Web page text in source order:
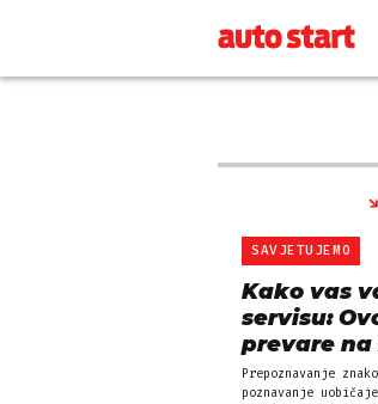
SAVJETUJEMO
Kako vas
servisu:
prevare
Prepoznavanje
poznavanje